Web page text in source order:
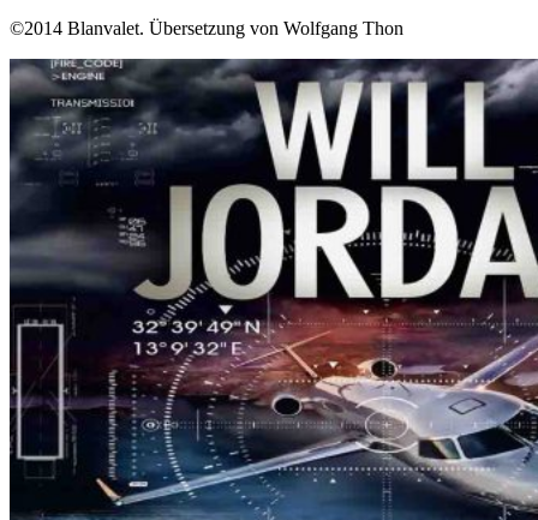
©2014 Blanvalet. Übersetzung von Wolfgang Thon